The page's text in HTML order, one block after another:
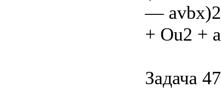
— avbx)2
+ Ou2 +
Задача